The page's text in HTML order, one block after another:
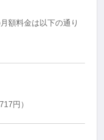
額料金は以下の通り
円）